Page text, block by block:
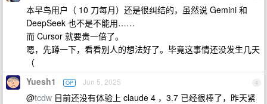
本早鸟用户（ 10 刀每月）还是很纠结的，虽然说 Gemini 和
DeepSeek 也不是不能用……
而 Cursor 就要贵一倍了。
嗯，先蹲一下，看看别人的想法好了。毕竟这事情还没发生几天
（
4
Yuesh1 OP Jun 5, 2025
@tcdw 目前还没有体验上 claude 4 ，3.7 已经很棒了，昨天紧